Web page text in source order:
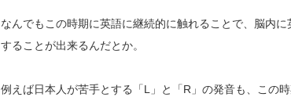
なんでもこの時期に英語に継続的に触れることで、脳内
することが出来るんだとか。
例えば日本人が苦手とする「L」と「R」の発音も、この